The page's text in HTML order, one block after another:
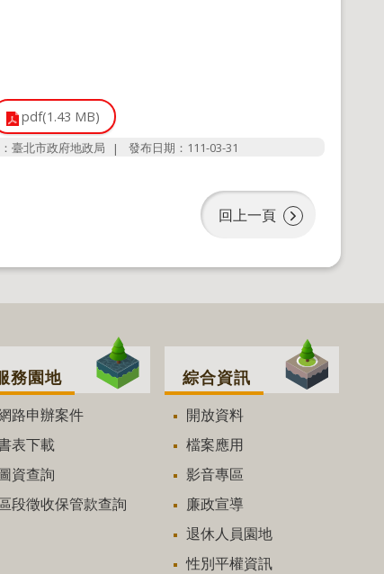
pdf(1.43 MB)
臺北市政府地政局 發布日期：111-03-31
回上一頁
務園地
路申辦案件
表下載
資查詢
段徵收保管款查詢
綜合資訊
開放資料
檔案應用
影音專區
廉政宣導
退休人員園地
性別平權資訊